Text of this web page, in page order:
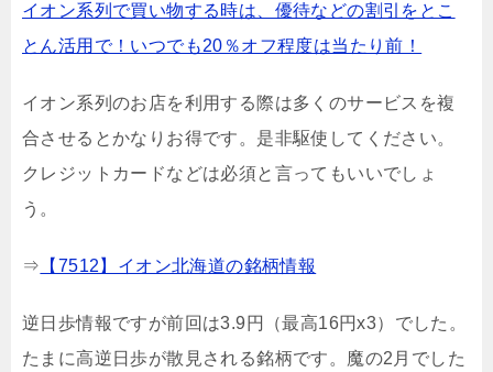
イオン系列で買い物する時は、優待などの割引をとこ
とん活用で！いつでも20％オフ程度は当たり前！
イオン系列のお店を利用する際は多くのサービスを複
合させるとかなりお得です。是非駆使してください。
クレジットカードなどは必須と言ってもいいでしょ
う。
⇒ 【7512】イオン北海道の銘柄情報
逆日歩情報ですが前回は3.9円（最高16円x3）でした。
たまに高逆日歩が散見される銘柄です。魔の2月でした